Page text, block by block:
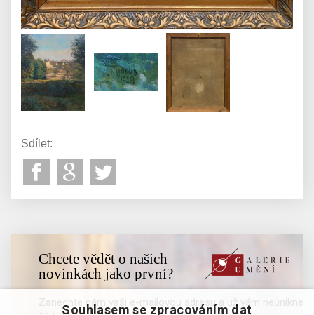
Sdílet:
Chcete vědět o našich
novinkách jako první?
Zanechte nám vaši e-mailovou adresu a už vám neunikne
Souhlasem se zpracováním dat